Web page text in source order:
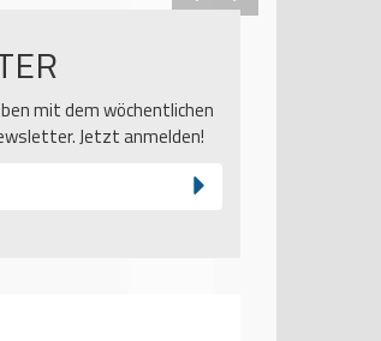
mit dem wöchentlichen
Jetzt anmelden!